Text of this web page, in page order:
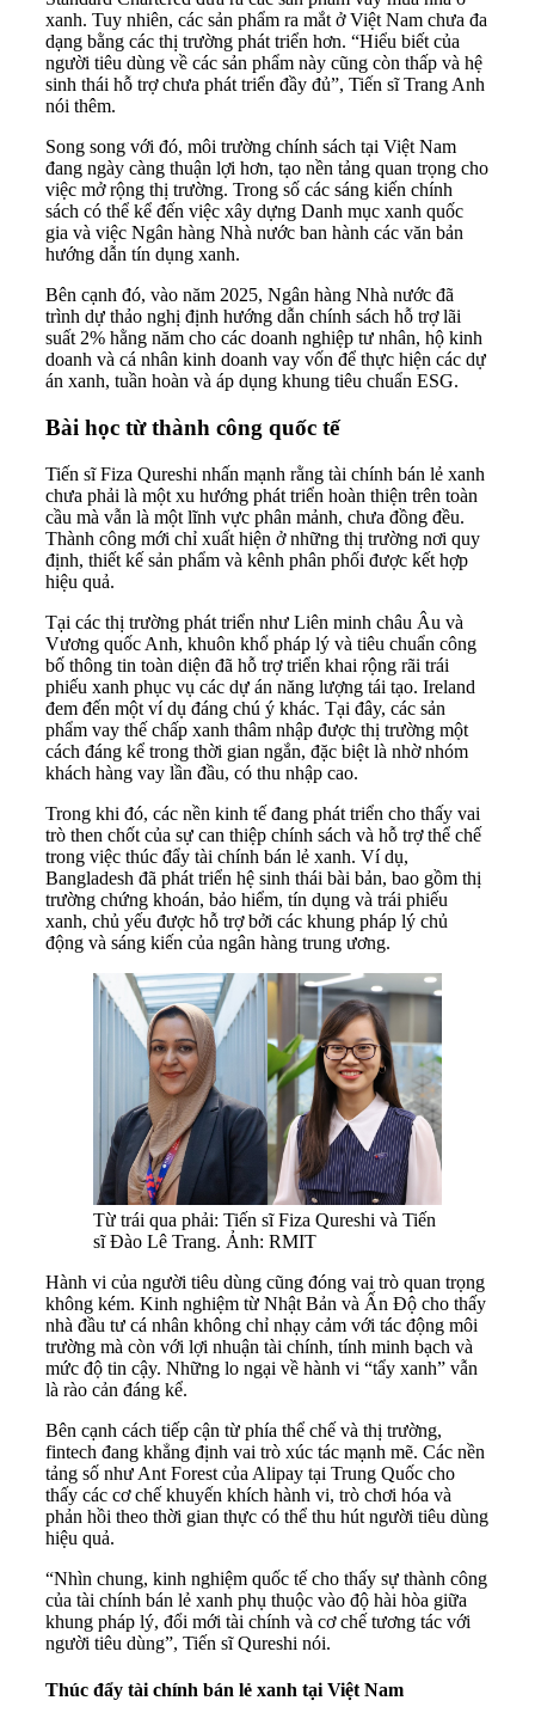
xanh. Tuy nhiên, các sản phẩm ra mắt ở Việt Nam chưa đa
dạng bằng các thị trường phát triển hơn. “Hiểu biết của
người tiêu dùng về các sản phẩm này cũng còn thấp và hệ
sinh thái hỗ trợ chưa phát triển đầy đủ”, Tiến sĩ Trang Anh
nói thêm.
Song song với đó, môi trường chính sách tại Việt Nam
đang ngày càng thuận lợi hơn, tạo nền tảng quan trọng cho
việc mở rộng thị trường. Trong số các sáng kiến chính
sách có thể kể đến việc xây dựng Danh mục xanh quốc
gia và việc Ngân hàng Nhà nước ban hành các văn bản
hướng dẫn tín dụng xanh.
Bên cạnh đó, vào năm 2025, Ngân hàng Nhà nước đã
trình dự thảo nghị định hướng dẫn chính sách hỗ trợ lãi
suất 2% hằng năm cho các doanh nghiệp tư nhân, hộ kinh
doanh và cá nhân kinh doanh vay vốn để thực hiện các dự
án xanh, tuần hoàn và áp dụng khung tiêu chuẩn ESG.
Bài học từ thành công quốc tế
Tiến sĩ Fiza Qureshi nhấn mạnh rằng tài chính bán lẻ xanh
chưa phải là một xu hướng phát triển hoàn thiện trên toàn
cầu mà vẫn là một lĩnh vực phân mảnh, chưa đồng đều.
Thành công mới chỉ xuất hiện ở những thị trường nơi quy
định, thiết kế sản phẩm và kênh phân phối được kết hợp
hiệu quả.
Tại các thị trường phát triển như Liên minh châu Âu và
Vương quốc Anh, khuôn khổ pháp lý và tiêu chuẩn công
bố thông tin toàn diện đã hỗ trợ triển khai rộng rãi trái
phiếu xanh phục vụ các dự án năng lượng tái tạo. Ireland
đem đến một ví dụ đáng chú ý khác. Tại đây, các sản
phẩm vay thế chấp xanh thâm nhập được thị trường một
cách đáng kể trong thời gian ngắn, đặc biệt là nhờ nhóm
khách hàng vay lần đầu, có thu nhập cao.
Trong khi đó, các nền kinh tế đang phát triển cho thấy vai
trò then chốt của sự can thiệp chính sách và hỗ trợ thể chế
trong việc thúc đẩy tài chính bán lẻ xanh. Ví dụ,
Bangladesh đã phát triển hệ sinh thái bài bản, bao gồm thị
trường chứng khoán, bảo hiểm, tín dụng và trái phiếu
xanh, chủ yếu được hỗ trợ bởi các khung pháp lý chủ
động và sáng kiến của ngân hàng trung ương.
Từ trái qua phải: Tiến sĩ Fiza Qureshi và Tiến
sĩ Đào Lê Trang. Ảnh: RMIT
Hành vi của người tiêu dùng cũng đóng vai trò quan trọng
không kém. Kinh nghiệm từ Nhật Bản và Ấn Độ cho thấy
nhà đầu tư cá nhân không chỉ nhạy cảm với tác động môi
trường mà còn với lợi nhuận tài chính, tính minh bạch và
mức độ tin cậy. Những lo ngại về hành vi “tẩy xanh” vẫn
là rào cản đáng kể.
Bên cạnh cách tiếp cận từ phía thể chế và thị trường,
fintech đang khẳng định vai trò xúc tác mạnh mẽ. Các nền
tảng số như Ant Forest của Alipay tại Trung Quốc cho
thấy các cơ chế khuyến khích hành vi, trò chơi hóa và
phản hồi theo thời gian thực có thể thu hút người tiêu dùng
hiệu quả.
“Nhìn chung, kinh nghiệm quốc tế cho thấy sự thành công
của tài chính bán lẻ xanh phụ thuộc vào độ hài hòa giữa
khung pháp lý, đổi mới tài chính và cơ chế tương tác với
người tiêu dùng”, Tiến sĩ Qureshi nói.
Thúc đẩy tài chính bán lẻ xanh tại Việt Nam